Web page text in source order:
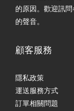
的原因。歡迎訊
的聲音。
顧客服務
隱私政策
運送服務方式
訂單相關問題